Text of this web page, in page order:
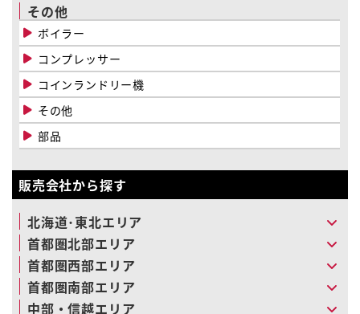
その他
ボイラー
コンプレッサー
コインランドリー機
その他
部品
販売会社から探す
北海道･東北エリア
首都圏北部エリア
首都圏西部エリア
首都圏南部エリア
中部・信越エリア